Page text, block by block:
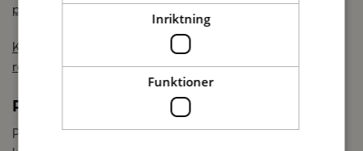
potatis, knaperstekt salsiccia, rosmarin
Kronärtskockscreme, sparris,
rödlök och stracciatella eller burrata
Pinsa som macka
Perfekt att ta med sig på utflykten eller till en härlig
Inriktning
Funktioner